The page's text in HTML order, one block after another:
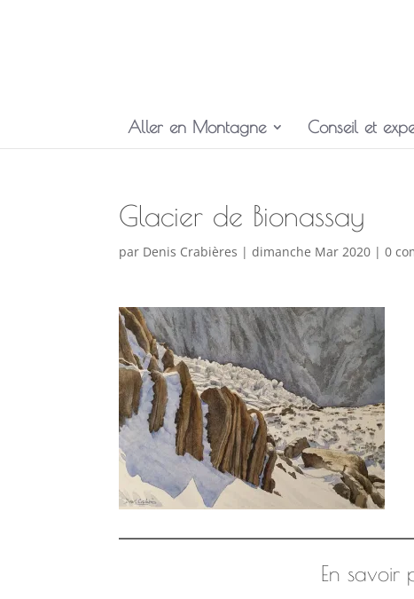
Aller en Montagne Conseil et
Glacier de Bionassay
par Denis Crabières |dimanche Mar 2020 |0
En savoir